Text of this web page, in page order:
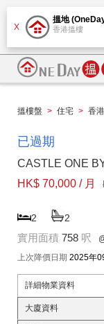
X
搵地
香港搵樓
搵樓盤 > 住宅 > 香
已過期
CASTLE ONE
HK$ 70,000 / 月
2 2
實用面積 758 呎
上次降價日期 2025年
詳細物業資料
大廈資料